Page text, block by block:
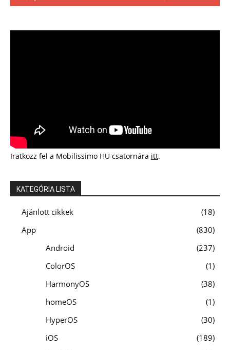
Iratkozz fel a Mobilissimo HU csatornára itt.
KATEGÓRIA LISTA
Ajánlott cikkek
18
App
830
Android
237
ColorOS
1
HarmonyOS
38
homeOS
1
HyperOS
30
iOS
189